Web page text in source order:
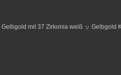
mit 37 Zirkonia weiß ッ Gelbgold